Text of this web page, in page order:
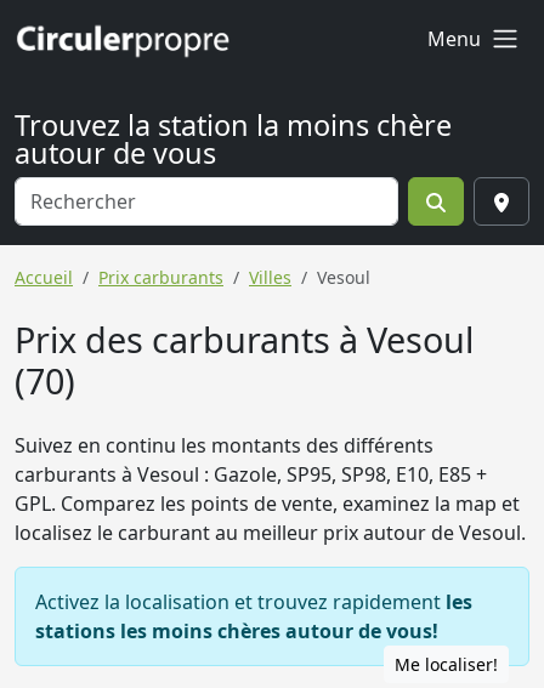
Menu
Trouvez la station la moins chère
autour de vous
Accueil Prix carburants Villes Vesoul
Prix des carburants à Vesoul
(70)
Suivez en continu les montants des différents
carburants à Vesoul : Gazole, SP95, SP98, E10, E85 +
GPL. Comparez les points de vente, examinez la map et
localisez le carburant au meilleur prix autour de Vesoul.
Activez la localisation et trouvez rapidement les
stations les moins chères autour de vous!
Me localiser!